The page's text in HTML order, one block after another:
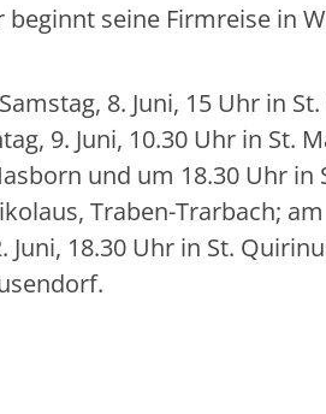
beginnt seine Firmreise in
8. Juni, 15 Uhr in
9. Juni, 10.30 Uhr in St.
und um 18.30 Uhr in
Traben-Trarbach;
18.30 Uhr in St.